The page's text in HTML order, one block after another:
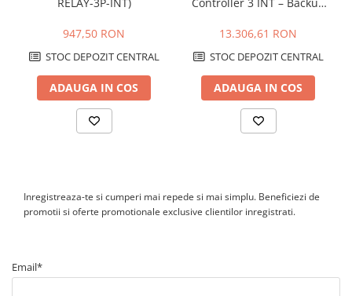
RELAY-3P-INT)
947,50 RON
STOC DEPOZIT CENTRAL
ADAUGA IN COS
Controller 3 INT – Backup
Battery 5P si Sisteme PV
13.306,61 RON
STOC DEPOZIT CENTRAL
ADAUGA IN COS
Inregistreaza-te si cumperi mai repede si mai simplu. Beneficiezi de
promotii si oferte promotionale exclusive clientilor inregistrati.
Email*